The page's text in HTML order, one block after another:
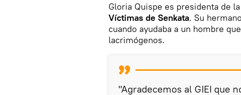
Gloria Quispe es presidenta de la
Víctimas de Senkata. Su
cuando ayudaba a un hombre
lacrimógenos.
"Agradecemos al GIEI que